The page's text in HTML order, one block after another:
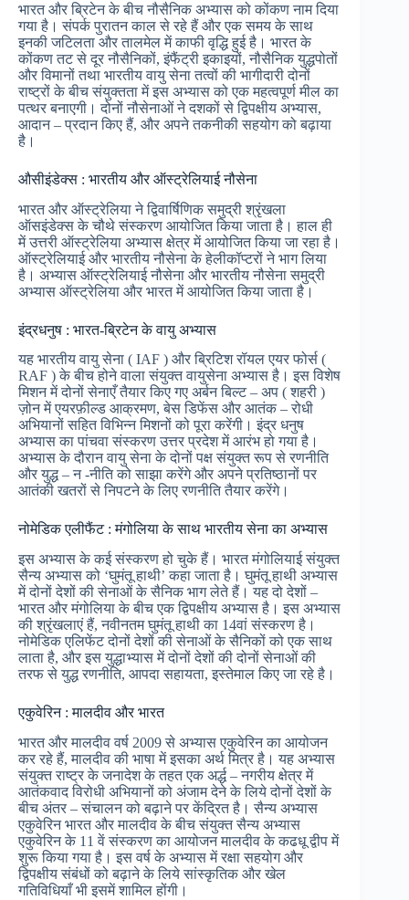
भारत और ब्रिटेन के बीच नौसैनिक अभ्यास को कोंकण नाम दिया
गया है। संपर्क पुरातन काल से रहे हैं और एक समय के साथ
इनकी जटिलता और तालमेल में काफी वृद्धि हुई है। भारत के
कोंकण तट से दूर नौसैनिकों, इंफैंट्री इकाइयों, नौसैनिक युद्धपोतों
और विमानों तथा भारतीय वायु सेना तत्वों की भागीदारी दोनों
राष्ट्रों के बीच संयुक्तता में इस अभ्यास को एक महत्वपूर्ण मील का
पत्थर बनाएगी। दोनों नौसेनाओं ने दशकों से द्विपक्षीय अभ्यास,
आदान – प्रदान किए हैं, और अपने तकनीकी सहयोग को बढ़ाया
है।
औसीइंडेक्स : भारतीय और ऑस्ट्रेलियाई नौसेना
भारत और ऑस्ट्रेलिया ने द्विवार्षिणिक समुद्री श्रृंखला
ऑसइंडेक्स के चौथे संस्करण आयोजित किया जाता है। हाल ही
में उत्तरी ऑस्ट्रेलिया अभ्यास क्षेत्र में आयोजित किया जा रहा है।
ऑस्ट्रेलियाई और भारतीय नौसेना के हेलीकॉप्टरों ने भाग लिया
है। अभ्यास ऑस्ट्रेलियाई नौसेना और भारतीय नौसेना समुद्री
अभ्यास ऑस्ट्रेलिया और भारत में आयोजित किया जाता है।
इंद्रधनुष : भारत-ब्रिटेन के वायु अभ्यास
यह भारतीय वायु सेना ( IAF ) और ब्रिटिश रॉयल एयर फोर्स (
RAF ) के बीच होने वाला संयुक्त वायुसेना अभ्यास है। इस विशेष
मिशन में दोनों सेनाएँ तैयार किए गए अर्बन बिल्ट – अप ( शहरी )
ज़ोन में एयरफ़ील्ड आक्रमण, बेस डिफेंस और आतंक – रोधी
अभियानों सहित विभिन्न मिशनों को पूरा करेंगी। इंद्र धनुष
अभ्यास का पांचवा संस्करण उत्तर प्रदेश में आरंभ हो गया है।
अभ्यास के दौरान वायु सेना के दोनों पक्ष संयुक्त रूप से रणनीति
और युद्ध – न -नीति को साझा करेंगे और अपने प्रतिष्ठानों पर
आतंकी खतरों से निपटने के लिए रणनीति तैयार करेंगे।
नोमेडिक एलीफैंट : मंगोलिया के साथ भारतीय सेना का अभ्यास
इस अभ्यास के कई संस्करण हो चुके हैं। भारत मंगोलियाई संयुक्त
सैन्य अभ्यास को ‘घुमंतू हाथी’ कहा जाता है। घुमंतू हाथी अभ्यास
में दोनों देशों की सेनाओं के सैनिक भाग लेते हैं। यह दो देशों –
भारत और मंगोलिया के बीच एक द्विपक्षीय अभ्यास है। इस अभ्यास
की श्रृंखलाएं हैं, नवीनतम घुमंतू हाथी का 14वां संस्करण है।
नोमेडिक एलिफेंट दोनों देशों की सेनाओं के सैनिकों को एक साथ
लाता है, और इस युद्धाभ्यास में दोनों देशों की दोनों सेनाओं की
तरफ से युद्ध रणनीति, आपदा सहायता, इस्तेमाल किए जा रहे है।
एकुवेरिन : मालदीव और भारत
भारत और मालदीव वर्ष 2009 से अभ्यास एकुवेरिन का आयोजन
कर रहे हैं, मालदीव की भाषा में इसका अर्थ मित्र है। यह अभ्यास
संयुक्त राष्ट्र के जनादेश के तहत एक अर्द्ध – नगरीय क्षेत्र में
आतंकवाद विरोधी अभियानों को अंजाम देने के लिये दोनों देशों के
बीच अंतर – संचालन को बढ़ाने पर केंद्रित है। सैन्य अभ्यास
एकुवेरिन भारत और मालदीव के बीच संयुक्त सैन्य अभ्यास
एकुवेरिन के 11 वें संस्करण का आयोजन मालदीव के कढधू द्वीप में
शुरू किया गया है। इस वर्ष के अभ्यास में रक्षा सहयोग और
द्विपक्षीय संबंधों को बढ़ाने के लिये सांस्कृतिक और खेल
गतिविधियाँ भी इसमें शामिल होंगी।